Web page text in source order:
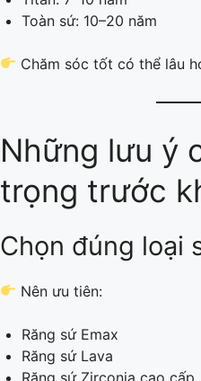
Toàn sứ: 10–20 năm
Chăm sóc tốt có thể lâu
Những lưu ý
trọng trước
Chọn đúng loại
Nên ưu tiên:
Răng sứ Emax
Răng sứ Lava
Răng sứ Zirconia cao cấp